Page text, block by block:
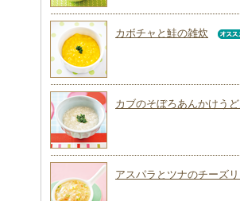
カボチャと鮭の雑炊
カブのそぼろあんかけう
アスパラとツナのチーズ